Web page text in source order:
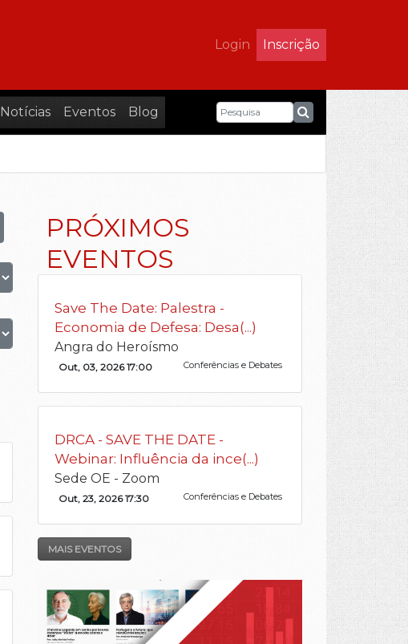
Login Inscrição
Notícias Eventos Blog
PRÓXIMOS
EVENTOS
Save The Date: Palestra -
Economia de Defesa: Desa(...)
Angra do Heroísmo
Out, 03, 2026 17:00 Conferências e Debates
DRCA - SAVE THE DATE -
Webinar: Influência da ince(...)
Sede OE - Zoom
Out, 23, 2026 17:30 Conferências e Debates
MAIS EVENTOS